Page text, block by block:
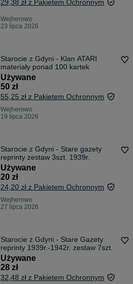
29,38 zł z Pakietem Ochronnym
Wejherowo
23 lipca 2026
Starocie z Gdyni - Klan ATARI
materiały ponad 100 kartek
Używane
50 zł
55,25 zł z Pakietem Ochronnym
Wejherowo
19 lipca 2026
Starocie z Gdyni - Stare gazety
reprinty zestaw 3szt. 1939r.
Używane
20 zł
24,20 zł z Pakietem Ochronnym
Wejherowo
27 lipca 2026
Starocie z Gdyni - Stare Gazety
reprinty 1939r.-1942r. zestaw 7szt.
Używane
28 zł
32,48 zł z Pakietem Ochronnym